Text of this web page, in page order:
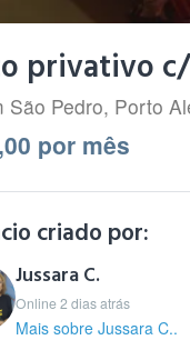
privativo
São Pedro, Porto
por mês
criado por:
Jussara C.
Online 2 dias atrás
Mais sobre Jussara C..